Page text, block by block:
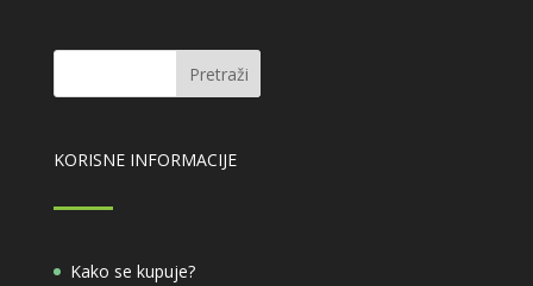
KORISNE INFORMACIJE
Kako se kupuje?